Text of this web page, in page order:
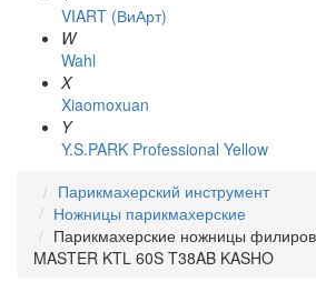
VIART (ВиАрт)
W
Wahl
X
Xiaomoxuan
Y
Y.S.PARK Professional Yellow
Парикмахерский инструмент
Ножницы парикмахерские
Парикмахерские ножницы
MASTER KTL 60S T38AB KASHO